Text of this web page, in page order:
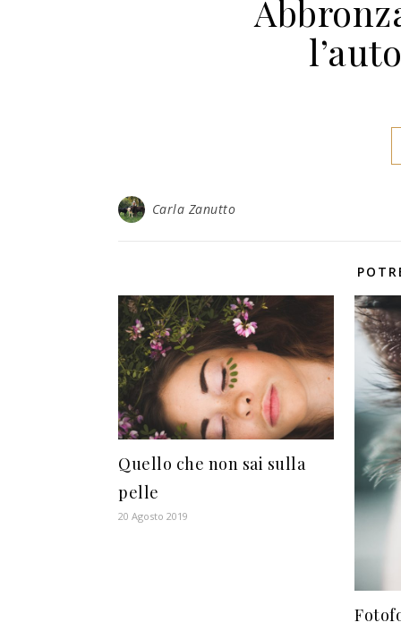
Carla Zanutto
Quello che non sai sulla
pelle
20 Agosto 2019